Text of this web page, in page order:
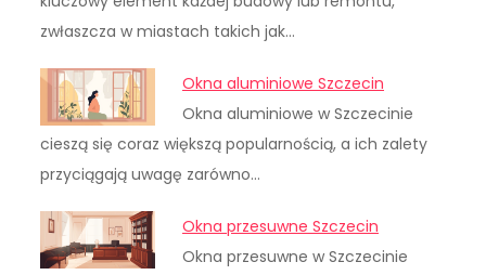
zwłaszcza w miastach takich jak…
Okna aluminiowe Szczecin
Okna aluminiowe w Szczecinie
cieszą się coraz większą popularnością, a ich zalety
przyciągają uwagę zarówno…
Okna przesuwne Szczecin
Okna przesuwne w Szczecinie